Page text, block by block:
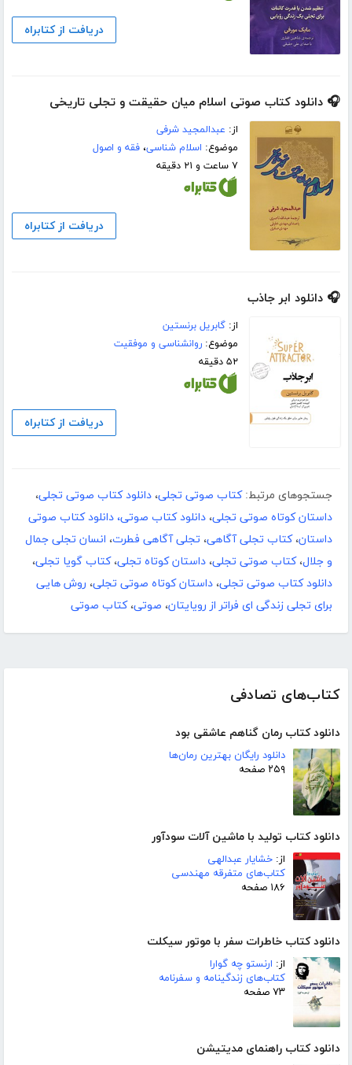
کتاب‌های تصادفی
دانلود کتاب رمان گناهم عاشقی بود
دانلود رایگان بهترین رمان‌ها
۲۵۹ صفحه
دانلود کتاب تولید با ماشین آلات سودآور
از: خشایار عبدالهی
کتاب‌های متفرقه مهندسی
۱۸۶ صفحه
دانلود کتاب خاطرات سفر با موتور سیکلت
از: ارنستو چه گوارا
کتاب‌های زندگینامه و سفرنامه
۷۳ صفحه
دانلود کتاب راهنمای مدیتیشن
دریافت از کتابراه
🎧 دانلود کتاب صوتی اسلام میان حقیقت و تجلی تاریخی
از: عبدالمجید شرفی
موضوع: اسلام شناسی،فقه و اصول
۷ ساعت و ۲۱ دقیقه
دریافت از کتابراه
🎧 دانلود ابر جاذب
از:گابریل برنستین
موضوع:روانشناسی و موفقیت
۵۲ دقیقه
دریافت از کتابراه
جستجوهای مرتبط: کتاب صوتی تجلی، دانلود کتاب صوتی تجلی،
داستان کوتاه صوتی تجلی، دانلود کتاب صوتی، دانلود کتاب صوتی
داستان،کتاب تجلی آگاهی، تجلی آگاهی فطرت، انسان تجلی جمال
و جلال،کتاب صوتی تجلی، داستان کوتاه تجلی،کتاب گویا تجلی،
دانلود کتاب صوتی تجلی، داستان کوتاه صوتی تجلی، روش هایی
برای تجلی زندگی ای فراتر از رویایتان، صوتی،کتاب صوتی